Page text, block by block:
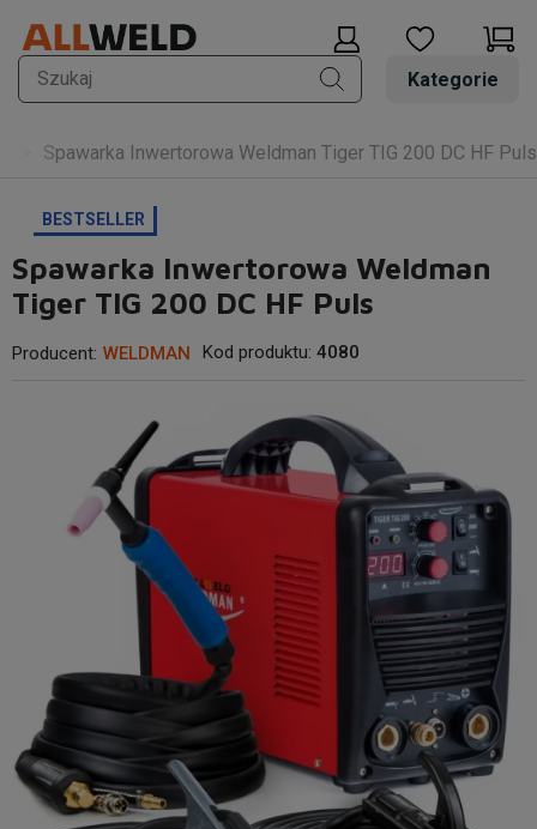
Kategorie
Spawarka Inwertorowa Weldman Tiger TIG 200 DC HF Puls
Spawarka Inwertorowa Weldman
Tiger TIG 200 DC HF Puls
Producent: WELDMAN Kod produktu: 4080
BESTSELLER